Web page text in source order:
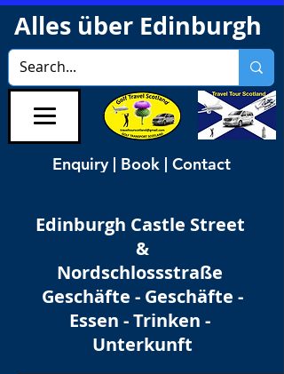
Alles über Edinburgh
Enquiry | Book | Contact
Edinburgh Castle Street
&
Nordschlossstraße
Geschäfte - Geschäfte -
Essen - Trinken -
Unterkunft